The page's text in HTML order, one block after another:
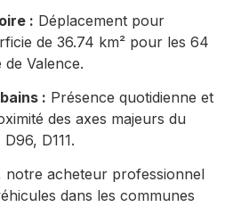
: Déplacement pour
de 36.74 km² pour les 64
Valence.
: Présence quotidienne et
des axes majeurs du
D111.
notre acheteur professionnel
dans les communes